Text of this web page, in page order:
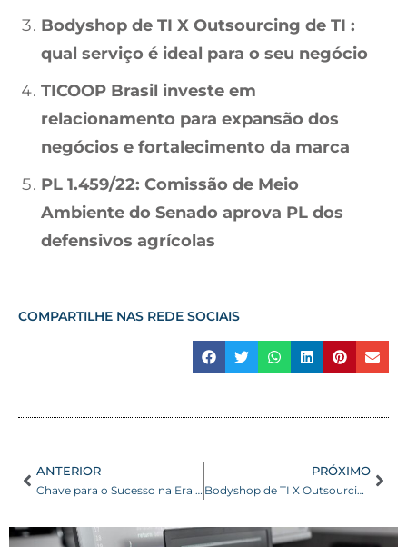
Bodyshop de TI X Outsourcing de TI :
qual serviço é ideal para o seu negócio
TICOOP Brasil investe em
relacionamento para expansão dos
negócios e fortalecimento da marca
PL 1.459/22: Comissão de Meio
Ambiente do Senado aprova PL dos
defensivos agrícolas
COMPARTILHE NAS REDE SOCIAIS
ANTERIOR
Chave para o Sucesso na Era Digital: Por que os Cursos EAD de Programação são Essenciais para Profissionais de TI
PRÓXIMO
Bodyshop de TI X Outsourcing de TI : qual serviço é ideal para o seu negócio